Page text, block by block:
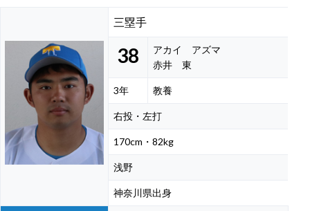
三塁手
38
アカイ アズマ
赤井 東
3年 教養
右投・左打
170cm・82kg
浅野
神奈川県出身